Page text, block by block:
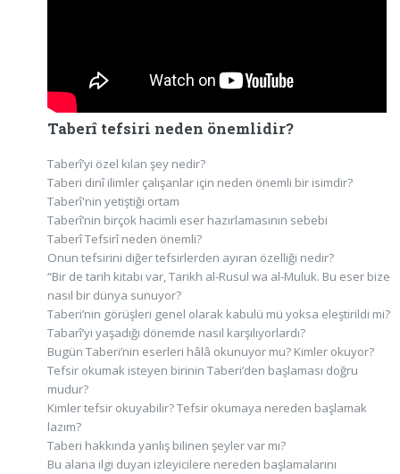
Taberî tefsiri neden önemlidir?
Taberî’yi özel kılan şey nedir?
Taberi dinî ilimler çalışanlar için neden önemli bir isimdir?
Taberî'nin yetiştiği ortam
Taberî’nin birçok hacimli eser hazırlamasının sebebi
Taberî Tefsirî neden önemli?
Onun tefsirini diğer tefsirlerden ayıran özelliği nedir?
“Bir de tarih kitabı var, Tarikh al-Rusul wa al-Muluk. Bu eser bize
nasıl bir dünya sunuyor?
Taberi’nin görüşleri genel olarak kabulü mü yoksa eleştirildi mi?
Tabarî’yi yaşadığı dönemde nasıl karşılıyorlardı?
Bugün Taberi’nin eserleri hâlâ okunuyor mu? Kimler okuyor?
Tefsir okumak isteyen birinin Taberi’den başlaması doğru
mudur?
Kimler tefsir okuyabilir? Tefsir okumaya nereden başlamak
lazım?
Taberi hakkında yanlış bilinen şeyler var mı?
Bu alana ilgi duyan izleyicilere nereden başlamalarını